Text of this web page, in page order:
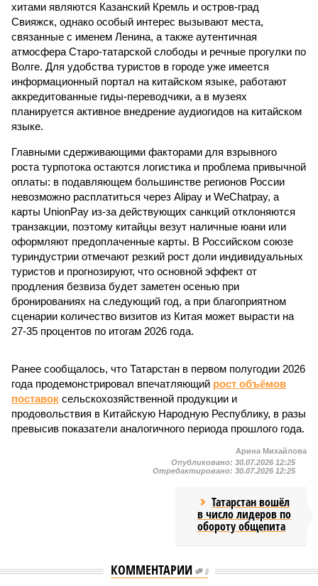
хитами являются Казанский Кремль и остров-град
Свияжск, однако особый интерес вызывают места,
связанные с именем Ленина, а также аутентичная
атмосфера Старо-татарской слободы и речные прогулки по
Волге. Для удобства туристов в городе уже имеется
информационный портал на китайском языке, работают
аккредитованные гиды-переводчики, а в музеях
планируется активное внедрение аудиогидов на китайском
языке.
Главными сдерживающими факторами для взрывного
роста турпотока остаются логистика и проблема привычной
оплаты: в подавляющем большинстве регионов России
невозможно расплатиться через Alipay и WeChatpay, а
карты UnionPay из-за действующих санкций отклоняются
транзакции, поэтому китайцы везут наличные юани или
оформляют предоплаченные карты. В Российском союзе
туриндустрии отмечают резкий рост доли индивидуальных
туристов и прогнозируют, что основной эффект от
продления безвиза будет заметен осенью при
бронированиях на следующий год, а при благоприятном
сценарии количество визитов из Китая может вырасти на
27-35 процентов по итогам 2026 года.
Ранее сообщалось, что Татарстан в первом полугодии 2026
года продемонстрировал впечатляющий рост объёмов
поставок сельскохозяйственной продукции и
продовольствия в Китайскую Народную Республику, в разы
превысив показатели аналогичного периода прошлого года.
Арина Михайлова
Опубликовано: 30.07.2026 12:25
Отредактировано: 30.07.2026 12:25
Татарстан вошёл
в число лидеров по
обороту общепита
КОММЕНТАРИИ 0